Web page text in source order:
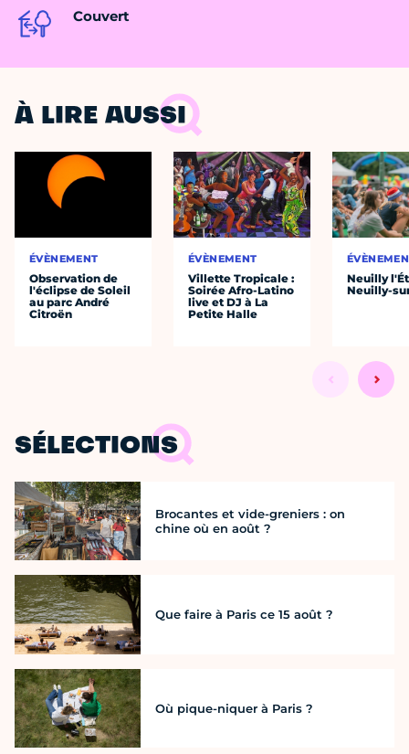
Couvert
À LIRE AUSSI
ÉVÈNEMENT
Observation de
l'éclipse de Soleil
au parc André
Citroën
ÉVÈNEMENT
Villette Tropicale :
Soirée Afro-Latino
live et DJ à La
Petite Halle
Neuilly
Neuilly-
SÉLECTIONS
Brocantes et vide-greniers : on
chine où en août ?
Que faire à Paris ce 15 août ?
Où pique-niquer à Paris ?